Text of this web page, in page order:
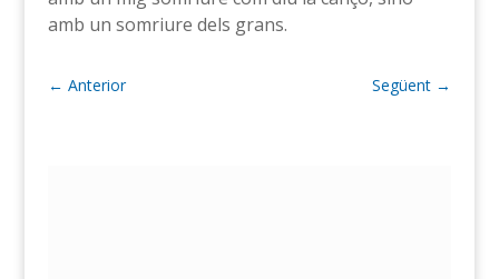
amb un somriure dels grans.
← Anterior Següent →